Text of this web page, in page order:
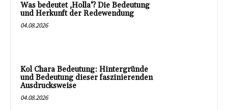
Was bedeutet ‚Holla‘? Die Bedeutung
und Herkunft der Redewendung
04.08.2026
Kol Chara Bedeutung: Hintergründe
und Bedeutung dieser faszinierenden
Ausdrucksweise
04.08.2026